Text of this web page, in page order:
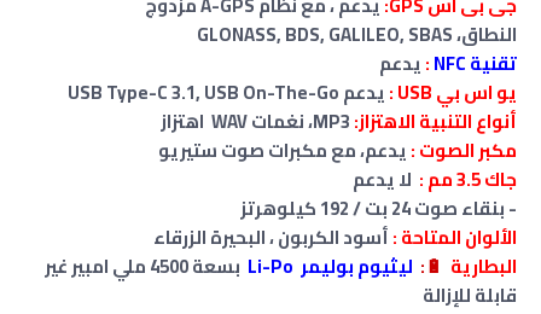
النطاق، GLONASS, BDS, GALILEO, SBAS
تقنية NFC
:يدعم
يو اس بي USB :
يدعم USB Type-C 3.1, USB On-The-Go
أنواع التنبية الاهتزاز:
مكبر الصوت :يدعم، مع مكبرات صوت ستيريو
جاك 3.5 مم :
لايدعم
- بنقاء صوت 24 بت / 192 كيلوهرتز
الألوان المتاحة :أسود الكربون ، البحيرة الزرقاء
البطارية 🔋
: ليثيوم بوليمر Li-Po
بسعة 4500 ملي امبير غير
قابلة للإزالة